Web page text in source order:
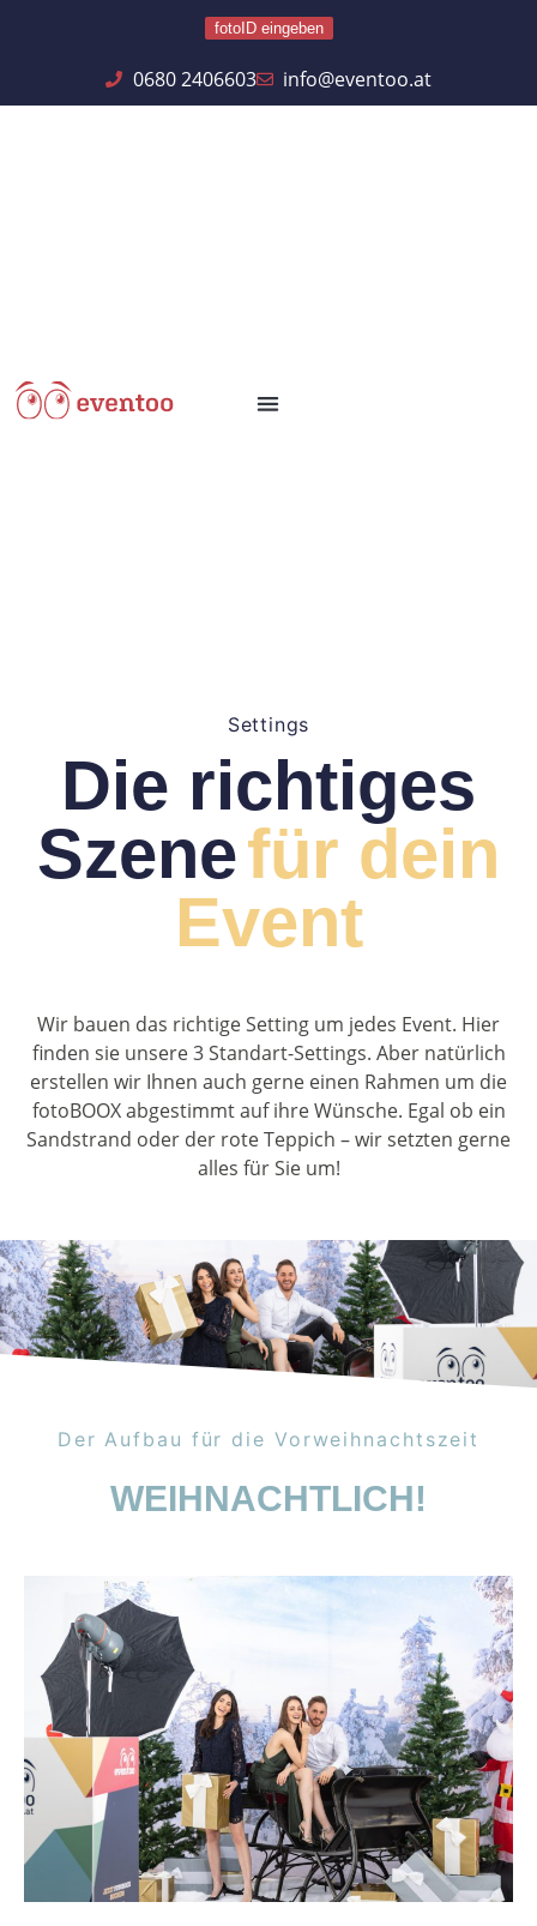
fotoID eingeben
0680 2406603 info@eventoo.at
Settings
Die richtiges
Szenefür dein
Event
Wir bauen das richtige Setting um jedes Event. Hier
finden sie unsere 3 Standart-Settings. Aber natürlich
erstellen wir Ihnen auch gerne einen Rahmen um die
fotoBOOX abgestimmt auf ihre Wünsche. Egal ob ein
Sandstrand oder der rote Teppich – wir setzten gerne
alles für Sie um!
Der Aufbau für die Vorweihnachtszeit
WEIHNACHTLICH!